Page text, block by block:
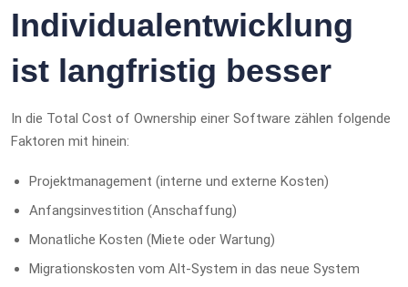
Individualentwicklung
ist langfristig besser
In die Total Cost of Ownership einer Software zählen folgende
Faktoren mit hinein:
Projektmanagement (interne und externe Kosten)
Anfangsinvestition (Anschaffung)
Monatliche Kosten (Miete oder Wartung)
Migrationskosten vom Alt-System in das neue System